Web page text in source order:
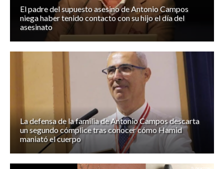
El padre del supuesto asesino de Antonio Campos
niega haber tenido contacto con su hijo el día del
asesinato
La defensa de la familia de Antonio Campos descarta
un segundo cómplice tras conocer cómo Hamid
maniató el cuerpo